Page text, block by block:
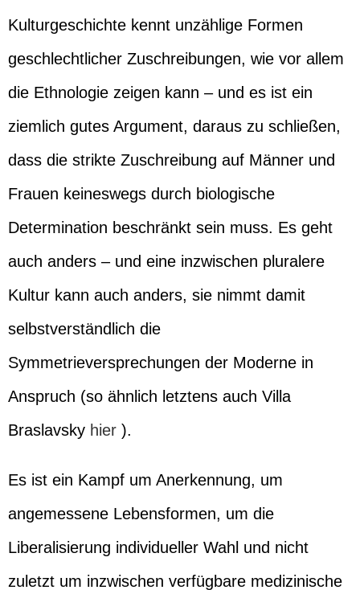
Kulturgeschichte kennt unzählige Formen
geschlechtlicher Zuschreibungen, wie vor allem
die Ethnologie zeigen kann – und es ist ein
ziemlich gutes Argument, daraus zu schließen,
dass die strikte Zuschreibung auf Männer und
Frauen keineswegs durch biologische
Determination beschränkt sein muss. Es geht
auch anders – und eine inzwischen pluralere
Kultur kann auch anders, sie nimmt damit
selbstverständlich die
Symmetrieversprechungen der Moderne in
Anspruch (so ähnlich letztens auch Villa
Braslavsky hier ).
Es ist ein Kampf um Anerkennung, um
angemessene Lebensformen, um die
Liberalisierung individueller Wahl und nicht
zuletzt um inzwischen verfügbare medizinische